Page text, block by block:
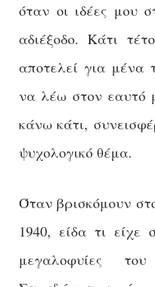
όταν οι ιδέες μου
αδιέξοδο. Κάτι
αποτελεί για
να λέω στον εαυτό
κάνω κάτι,
ψυχολογικό θέμα.
Όταν βρισκόμουν
1940, είδα τι είχε
μεγαλοφυίες